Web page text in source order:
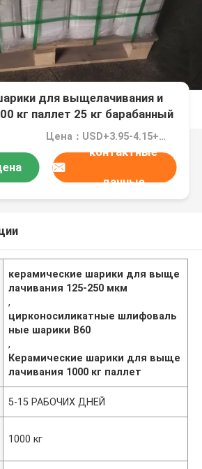
для выщелачивания и
кг паллет 25 кг барабанный
B60
Цена：USD+3.95-4.15+Kg
контактные
данные
керамические шарики для выще
лачивания 125-250 мкм
,
цирконосиликатные шлифоваль
ные шарики B60
,
Керамические шарики для выще
лачивания 1000 кг паллет
5-15 РАБОЧИХ ДНЕЙ
1000 кг